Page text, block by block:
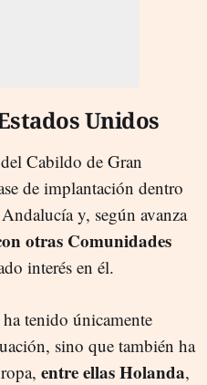
Unidos
Cabildo de Gran
de implantación dentro
y, según avanza
otras Comunidades
interés en él.
tenido únicamente
sino que también ha
entre ellas Holanda,